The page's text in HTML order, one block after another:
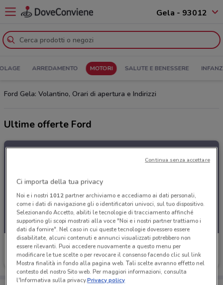
Gela - 93012
ARREDAMENTO MOTORI SALUTE E BENESSERE
Ford Gela: Volantino, Orari di apertura e Indirizzi
Ultime offerte Ford
Ford
17.1 km
Ci importa della tua privacy
Noi e i nostri 1012partner archiviamo e accediamo ai dati personali,
come i dati di navigazione gli o identificatori univoci, sul tuo dispositivo.
Selezionando Accetto, abiliti le tecnologie di tracciamento affinché
supportino gli scopi mostrati alla voce "Noi e i nostri partner trattiamo i
dati da fornire". Nel caso in cui queste tecnologie dovessero essere
disabilitate, alcuni contenuti e annunci visualizzati potrebbero non
essere rilevanti. Puoi accedere nuovamente a questo menu per
modificare le tue scelte o per revocare il consenso facendo clic sul link
Mostra finalità in fondo alla pagina web. Tali scelte avranno effetto nel
contesto del nostro Sito web. Per maggiori informazioni, consulta
l'Informativa sulla privacy.Privacy policy
Continua senza accettare